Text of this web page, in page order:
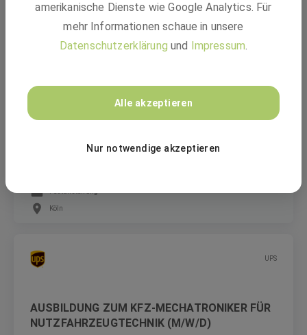
Freiwilliges Praktikum, Pflichtpraktikum
Monheim am Rhein
Haustechniker in Voll-/Teilzeit (m/w/d)
Festanstellung
Köln
UPS
AUSBILDUNG ZUM KFZ-MECHATRONIKER FÜR
NUTZFAHRZEUGTECHNIK (M/W/D)
amerikanische Dienste wie Google Analytics. Für
mehr Informationen schaue in unsere
Datenschutzerklärung und Impressum.
Alle akzeptieren
Nur notwendige akzeptieren